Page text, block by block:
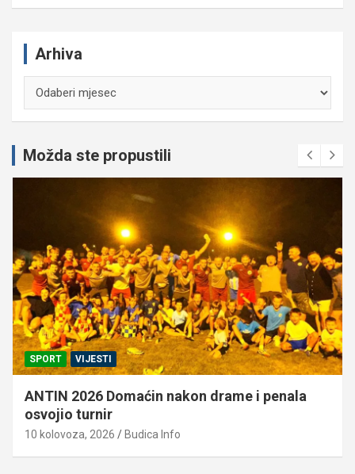
Arhiva
Možda ste propustili
SPORT VIJESTI
ANTIN 2026 Domaćin nakon drame i penala
osvojio turnir
10 kolovoza, 2026 Budica Info